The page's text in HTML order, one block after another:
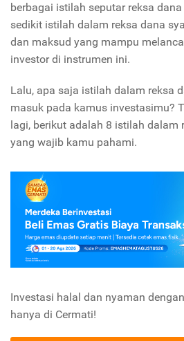
berbagai istilah seputar reksa
sedikit istilah dalam reksa dana
dan maksud yang mampu
investor di instrumen ini.
Lalu, apa saja istilah dalam reksa
masuk pada kamus investasimu?
lagi, berikut adalah 8 istilah dalam
yang wajib kamu pahami.
Investasi halal dan nyaman
hanya di Cermati!